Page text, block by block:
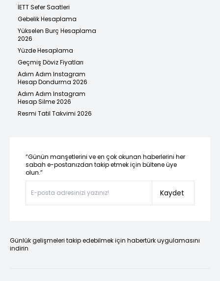
İETT Sefer Saatleri
Gebelik Hesaplama
Yükselen Burç Hesaplama
2026
Yüzde Hesaplama
Geçmiş Döviz Fiyatları
Adım Adım Instagram
Hesap Dondurma 2026
Adım Adım Instagram
Hesap Silme 2026
Resmi Tatil Takvimi 2026
“Günün manşetlerini ve en çok okunan haberlerini her
sabah e-postanızdan takip etmek için bültene üye
olun.”
Kaydet
Günlük gelişmeleri takip edebilmek için habertürk uygulamasını
indirin